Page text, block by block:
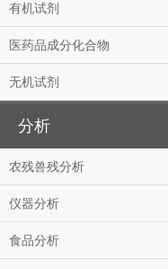
有机试剂
医药品成分化合物
无机试剂
分析
农残兽残分析
仪器分析
食品分析